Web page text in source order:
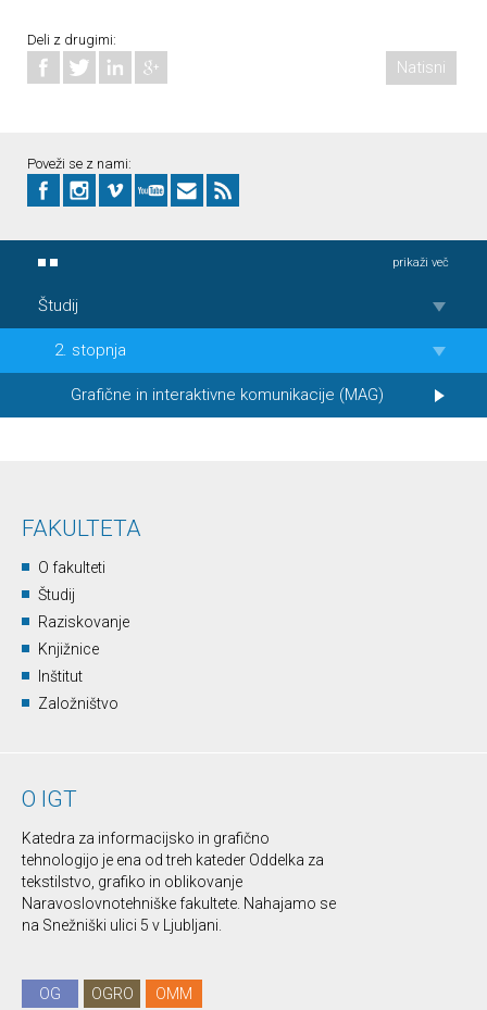
Deli z drugimi:
Natisni
Poveži se z nami:
prikaži več
Študij
2. stopnja
Grafične in interaktivne komunikacije (MAG)
FAKULTETA
O fakulteti
Študij
Raziskovanje
Knjižnice
Inštitut
Založništvo
O IGT
Katedra za informacijsko in grafično
tehnologijo je ena od treh kateder Oddelka za
tekstilstvo, grafiko in oblikovanje
Naravoslovnotehniške fakultete. Nahajamo se
na Snežniški ulici 5 v Ljubljani.
OG OGRO
OMM